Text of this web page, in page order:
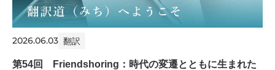
2026.06.03 翻訳
第54回 Friendshoring：時代の変遷とともに生まれた